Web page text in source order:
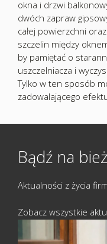
okna i drzwi
dwóch zapraw
całej powierzchni
szczelin między
by pamiętać o
uszczelniacza i
Tylko w ten sposób
zadowalającego
Bądź na
Aktualności z życia
Zobacz wszystkie